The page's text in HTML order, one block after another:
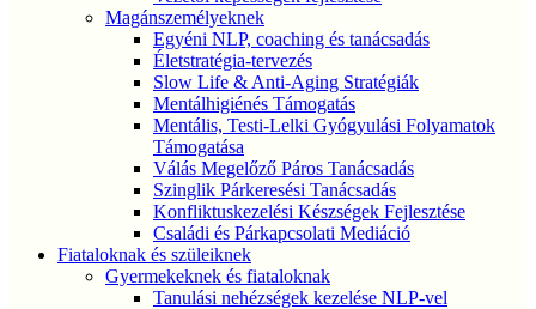
Magánszemélyeknek
Egyéni NLP, coaching és tanácsadás
Életstratégia-tervezés
Slow Life & Anti-Aging Stratégiák
Mentálhigiénés Támogatás
Mentális, Testi-Lelki Gyógyulási Folyamatok
Támogatása
Válás Megelőző Páros Tanácsadás
Szinglik Párkeresési Tanácsadás
Konfliktuskezelési Készségek Fejlesztése
Családi és Párkapcsolati Mediáció
Fiataloknak és szüleiknek
Gyermekeknek és fiataloknak
Tanulási nehézségek kezelése NLP-vel